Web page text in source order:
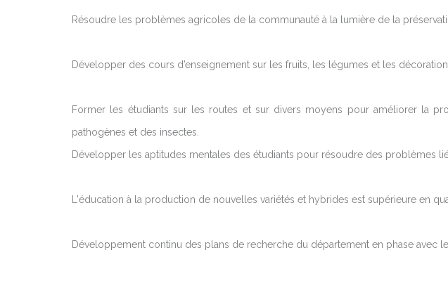
Résoudre les problèmes agricoles de la communauté à la lumière de la
Développer des cours d’enseignement sur les fruits, les légumes et les
Former les étudiants sur les routes et sur divers moyens pour améliorer la
pathogènes et des insectes.
Développer les aptitudes mentales des étudiants pour résoudre des problèmes
L'éducation à la production de nouvelles variétés et hybrides est supérieure en
Développement continu des plans de recherche du département en phase avec